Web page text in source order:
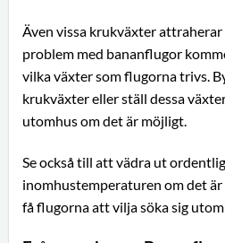
Även vissa krukväxter
problem med bananflugor
vilka växter som flugorna trivs.
krukväxter eller ställ dessa
utomhus om det är möjligt.
Se också till att vädra ut
inomhustemperaturen om det är
få flugorna att vilja söka sig